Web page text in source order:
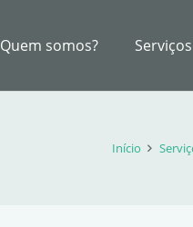
Quem somos? Serviços
Início